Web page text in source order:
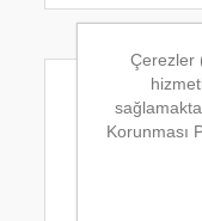
Çerezler
Korunması